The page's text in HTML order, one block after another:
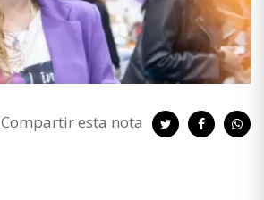
Compartir esta nota